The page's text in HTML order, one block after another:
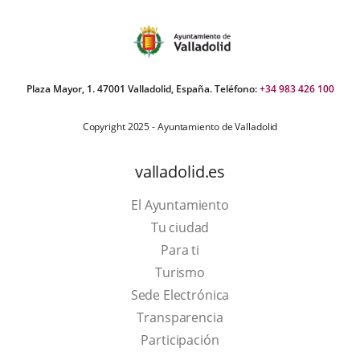
externa.
Plaza Mayor, 1. 47001 Valladolid, España. Teléfono:+34 983 426 100
Copyright 2025 - Ayuntamiento de Valladolid
valladolid.es
El Ayuntamiento
Tu ciudad
Para ti
TurismoThis
link
will
open
Sede Electrónica
Transparencia
Participación